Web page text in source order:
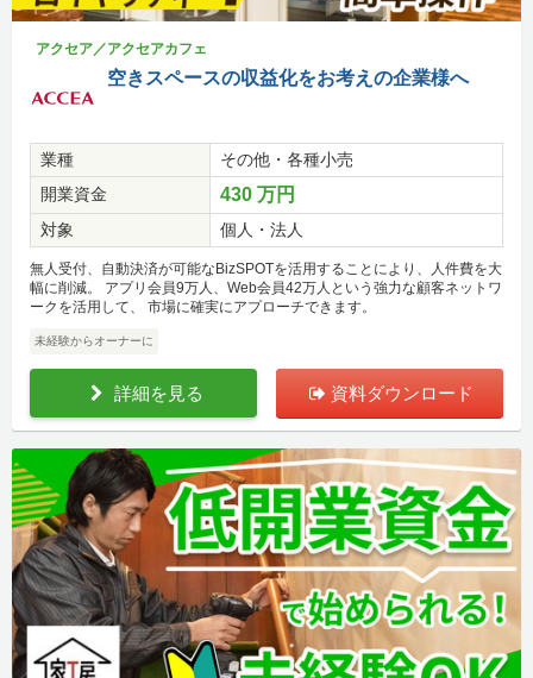
アクセア／アクセアカフェ
空きスペースの収益化をお考えの企業様へ
業種
その他・各種小売
開業資金
430 万円
対象 個人・法人
無人受付、自動決済が可能なBizSPOTを活用することにより、人件費を大
幅に削減。 アプリ会員9万人、Web会員42万人という強力な顧客ネットワ
ークを活用して、 市場に確実にアプローチできます。
未経験からオーナーに
詳細を見る 資料ダウンロード